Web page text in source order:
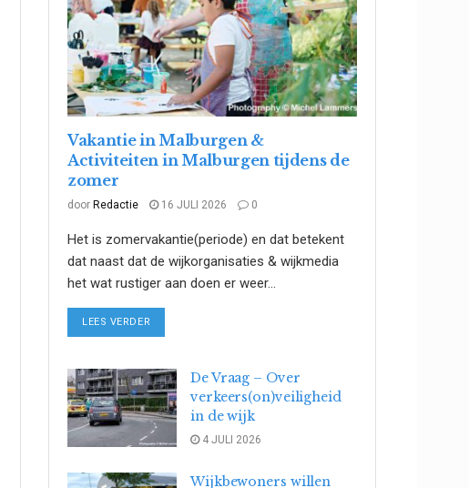
Vakantie in Malburgen &
Activiteiten in Malburgen tijdens de
zomer
door Redactie 16 JULI 2026 0
Het is zomervakantie(periode) en dat betekent
dat naast dat de wijkorganisaties & wijkmedia
het wat rustiger aan doen er weer...
LEES VERDER
De Vraag – Over
verkeers(on)veiligheid
in de wijk
4 JULI 2026
Wijkbewoners willen